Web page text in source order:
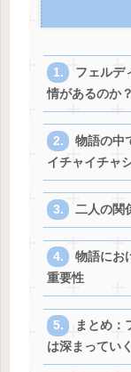
フェルデ
情があるのか？
物語の中
イチャイチャ
二人の関
物語にお
重要性
まとめ：
は深まっていく